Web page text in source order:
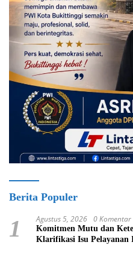
Berita Populer
1 Agustus 5, 2026 0 Komentar
Komitmen Mutu dan
Klarifikasi Isu Pelayanan